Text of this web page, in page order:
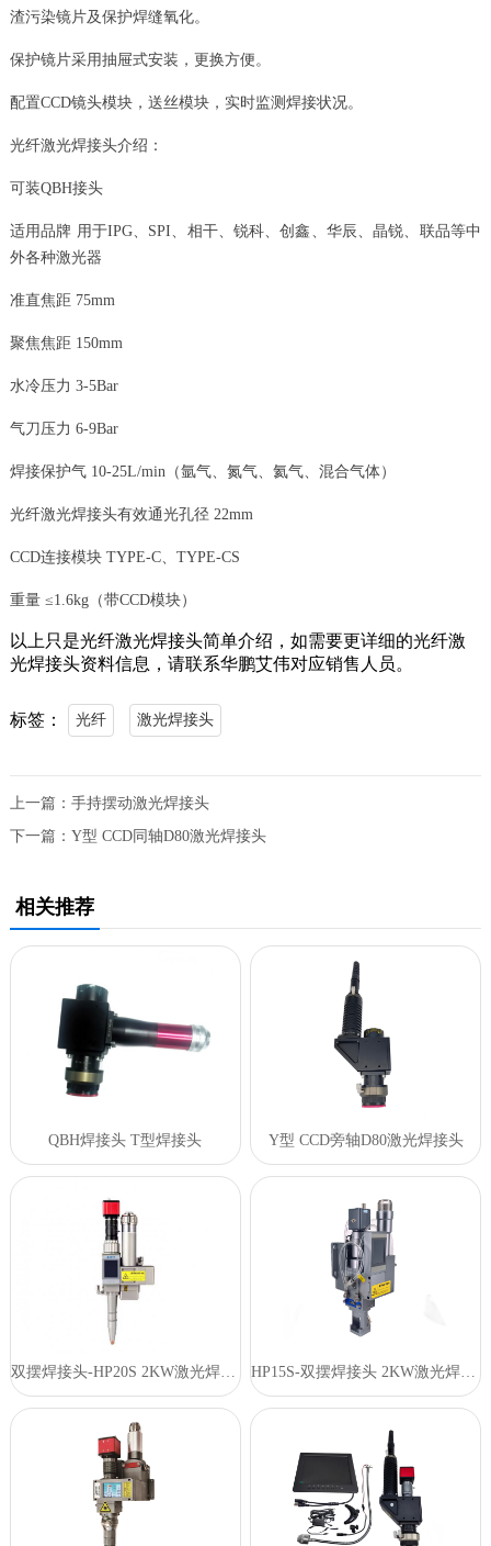
渣污染镜片及保护焊缝氧化。
保护镜片采用抽屉式安装，更换方便。
配置CCD镜头模块，送丝模块，实时监测焊接状况。
光纤激光焊接头介绍：
可装QBH接头
适用品牌 用于IPG、SPI、相干、锐科、创鑫、华辰、晶锐、联品等中
外各种激光器
准直焦距 75mm
聚焦焦距 150mm
水冷压力 3-5Bar
气刀压力 6-9Bar
焊接保护气 10-25L/min（氩气、氮气、氦气、混合气体）
光纤激光焊接头有效通光孔径 22mm
CCD连接模块 TYPE-C、TYPE-CS
重量 ≤1.6kg（带CCD模块）
以上只是光纤激光焊接头简单介绍，如需要更详细的光纤激
光焊接头资料信息，请联系华鹏艾伟对应销售人员。
标签： 光纤 激光焊接头
上一篇： 手持摆动激光焊接头
下一篇： Y型 CCD同轴D80激光焊接头
相关推荐
QBH焊接头 T型焊接头 Y型 CCD旁轴D80激光焊接头
双摆焊接头-HP20S 2KW激光焊接头 HP15S-双摆焊接头 2KW激光焊接头